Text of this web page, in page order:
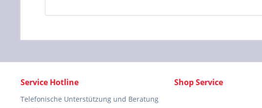
Service Hotline
Telefonische Unterstützung und Beratung
Shop Service